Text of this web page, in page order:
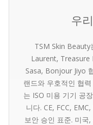
우
TSM Skin Beauty
Laurent,
Sasa, Bonjour Jiyo
랜드와 우호적인 협
는 ISO 미용 기기 공
니다. CE, FCC,
보안 승인 표준. 미국